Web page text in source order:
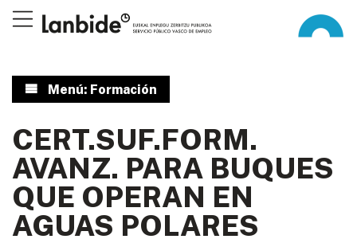
Menú: Formación
CERT.SUF.FORM.
AVANZ. PARA BUQUES
QUE OPERAN EN
AGUAS POLARES